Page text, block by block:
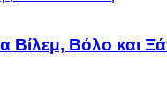
Βίλεμ, Βόλο και